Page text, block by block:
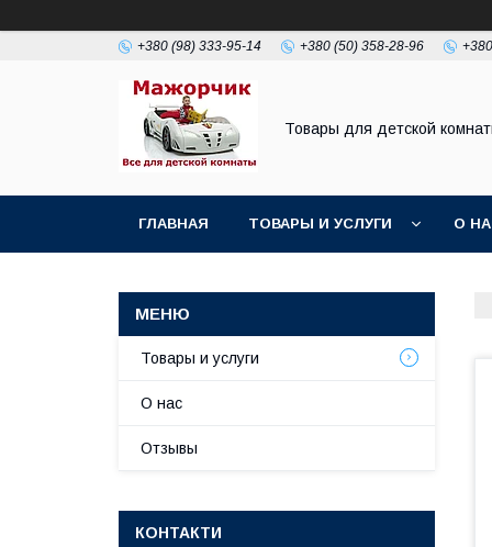
+380 (98) 333-95-14 +380 (50) 358-28-96
Товары для детской
ГЛАВНАЯ ТОВАРЫ И УСЛУГИ О
Товары и услуги
О нас
Отзывы
КОНТАКТИ